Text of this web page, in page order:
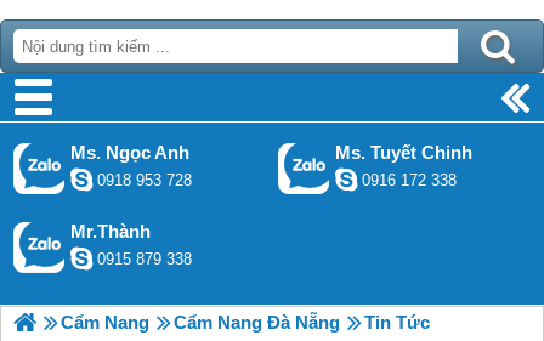
Ms. Ngọc Anh
0918 953 728
Ms. Tuyết Chinh
0916 172 338
Mr.Thành
0915 879 338
Cẩm Nang Cẩm Nang Đà Nẵng
Tin Tức